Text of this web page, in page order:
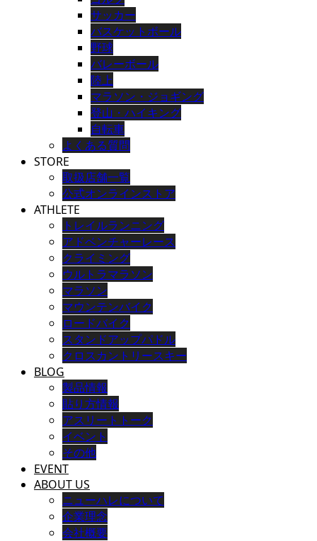
サッカー
バスケットボール
野球
バレーボール
陸上
マラソン・ジョギング
登山・ハイキング
自転車
よくある質問
STORE
取扱店舗一覧
公式オンラインストア
ATHLETE
トレイルランニング
アドベンチャーレース
クライミング
ウルトラマラソン
マラソン
マウンテンバイク
ロードバイク
スタンドアップパドル
クロスカントリースキー
BLOG
製品情報
貼り方情報
アスリートトーク
イベント
その他
EVENT
ABOUT US
ニューハレについて
企業理念
会社概要